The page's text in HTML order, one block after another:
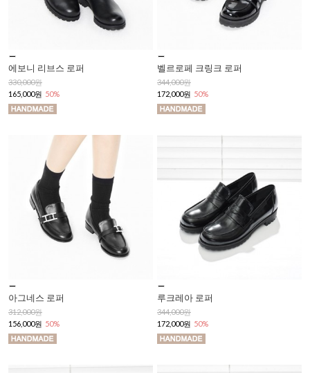
에보니 리브스 로퍼
330,000원
165,000원 50%
벨르로페 크링크 로퍼
344,000원
172,000원 50%
아그네스 로퍼
312,000원
156,000원 50%
루크레아 로퍼
344,000원
172,000원 50%